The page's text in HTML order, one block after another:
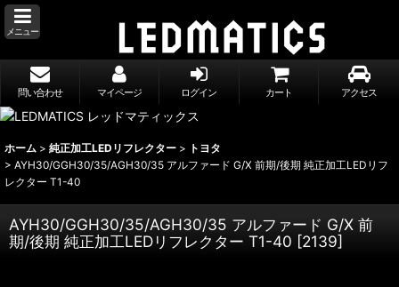
メニュー
問い合わせ マイページ ログイン カート アクセス
ホーム > 純正加工LEDリフレクター > トヨタ
> AYH30/GGH30/35/AGH30/35 アルファード G/X 前期/後期 純正加工LEDリフ
レクター T1-40
AYH30/GGH30/35/AGH30/35 アルファード G/X 前
期/後期 純正加工LEDリフレクター T1-40 [2139]